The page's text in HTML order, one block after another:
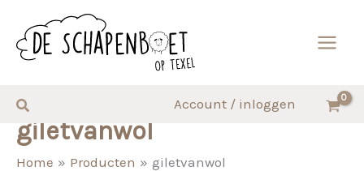
naar
Zoeken Account / inloggen
giletvanwol
Home Producten giletvanwol